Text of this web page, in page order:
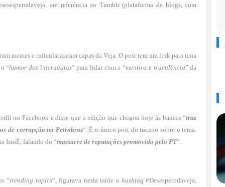
em referência ao Tumblr (plataforma de blogs, com
memes e ridicularizaram capas da Veja. O post tem um link para uma
“humor dos internautas” para lidar com a “mentira e truculência” da
no Facebook e disse que a edição que chegou hoje às bancas “traz
de corrupção na Petrobras“. É o único post do tucano sobre o tema.
IstoÉ, falando do “massacre de reputações promovido pelo PT“.
“trending topics“, figurava nesta tarde o hashtag #Desesperodaveja,